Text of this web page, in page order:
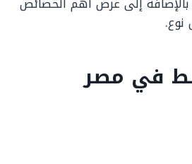
نوع.
في مصر